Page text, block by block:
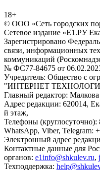
18+
© ООО «Сеть городских
Сетевое издание «Е1.РУ
Зарегистрировано
связи, информационных
коммуникаций
№ ФС77-84675 от
Учредитель: Общество с
"ИНТЕРНЕТ
Главный редактор:
Адрес редакции: 620014,
й этаж,
Телефоны (круглосуточно):
WhatsApp, Viber, Telegram:
Электронный адрес
Контактные данные для
органов: e1info@shkulev.ru,
Техподдержка: